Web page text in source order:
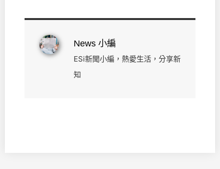
News 小編
ESi新聞小編，熱愛生活，分享新
知